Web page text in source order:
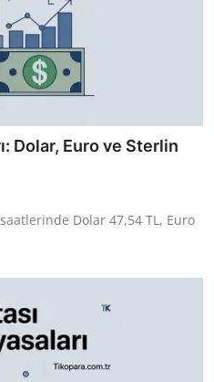
Dolar, Euro ve Sterlin
Dolar 47,54 TL, Euro